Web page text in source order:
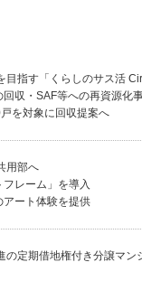
指す「くらしのサス活
収・SAF等への再資源化
を対象に回収提案へ
用部へ
レーム」を導入
アート体験を提供
の定期借地権付き分譲マン